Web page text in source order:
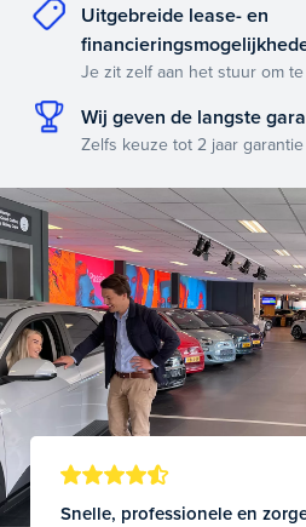
Uitgebreide lease- en
Je zit zelf aan het stuur om
Wij geven de langste
Zelfs keuze tot 2 jaar garantie
Snelle, professionele en